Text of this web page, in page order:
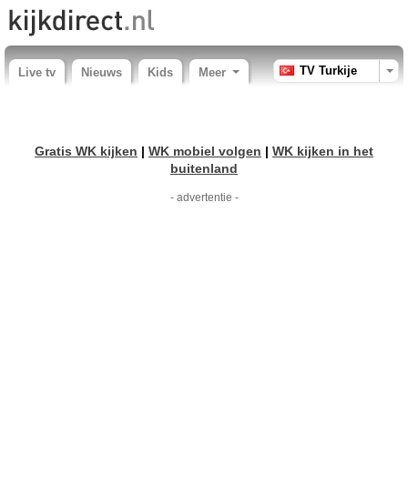
Live tv Nieuws Kids Meer TV Turkije
Gratis WK kijken | WK mobiel volgen | WK kijken in het
buitenland
- advertentie -